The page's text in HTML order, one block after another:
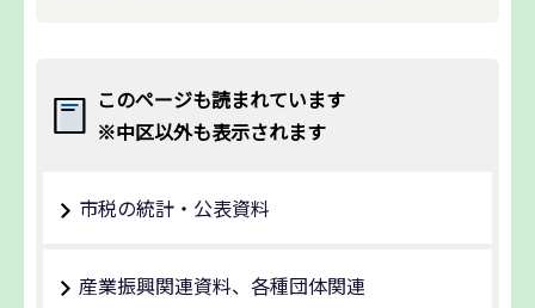
このページも読まれています
※中区以外も表示されます
市税の統計・公表資料
産業振興関連資料、各種団体関連